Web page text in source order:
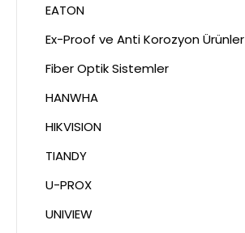
EATON
Ex-Proof ve Anti Korozyon Ürünler
Fiber Optik Sistemler
HANWHA
HIKVISION
TIANDY
U-PROX
UNIVIEW